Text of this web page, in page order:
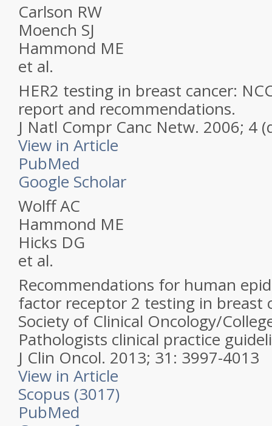
Carlson RW
Moench SJ
Hammond ME
et al.
HER2 testing in breast cancer:
report and recommendations.
J Natl Compr Canc Netw. 2006; 4
View in Article
PubMed
Google Scholar
Wolff AC
Hammond ME
Hicks DG
et al.
Recommendations for human
factor receptor 2 testing in breast
Society of Clinical Oncology/
Pathologists clinical practice
J Clin Oncol. 2013; 31: 3997-4013
View in Article
Scopus (3017)
PubMed